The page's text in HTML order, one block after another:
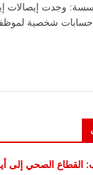
وجدت إيصالات
شخصية
القطاع الصحي إلى